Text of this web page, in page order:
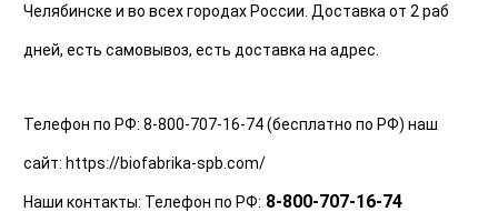
Челябинске и во всех городах России. Доставка от 2 раб
дней, есть самовывоз, есть доставка на адрес.
Телефон по РФ: 8-800-707-16-74 (бесплатно по РФ) наш
сайт: https://biofabrika-spb.com/
Наши контакты: Телефон по РФ: 8-800-707-16-74